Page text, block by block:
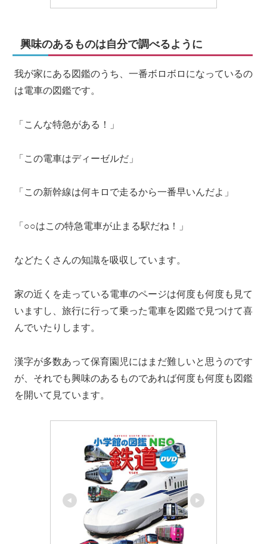
興味のあるものは自分で調べるように
我が家にある図鑑のうち、一番ボロボロになっているの
は電車の図鑑です。
「こんな特急がある！」
「この電車はディーゼルだ」
「この新幹線は何キロで走るから一番早いんだよ」
「○○はこの特急電車が止まる駅だね！」
などたくさんの知識を吸収しています。
家の近くを走っている電車のページは何度も何度も見て
いますし、旅行に行って乗った電車を図鑑で見つけて喜
んでいたりします。
漢字が多数あって保育園児にはまだ難しいと思うのです
が、それでも興味のあるものであれば何度も何度も図鑑
を開いて見ています。